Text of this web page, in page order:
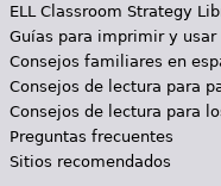
ELL Classroom Strategy
Guías para imprimir y usar
Consejos familiares en
Consejos de lectura para
Consejos de lectura para
Preguntas frecuentes
Sitios recomendados